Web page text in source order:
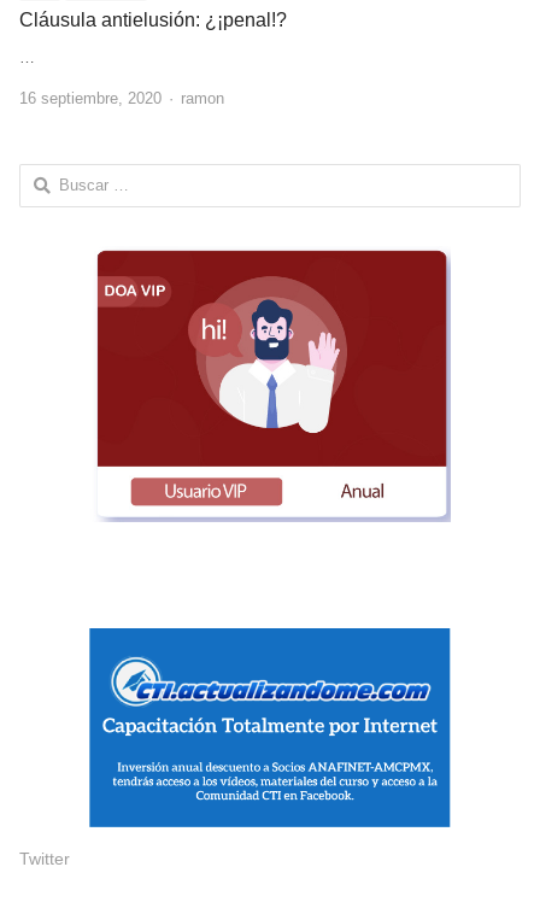
Cláusula antielusión: ¿¡penal!?
16 septiembre, 2020 Author
ramon
Buscar:
Twitter